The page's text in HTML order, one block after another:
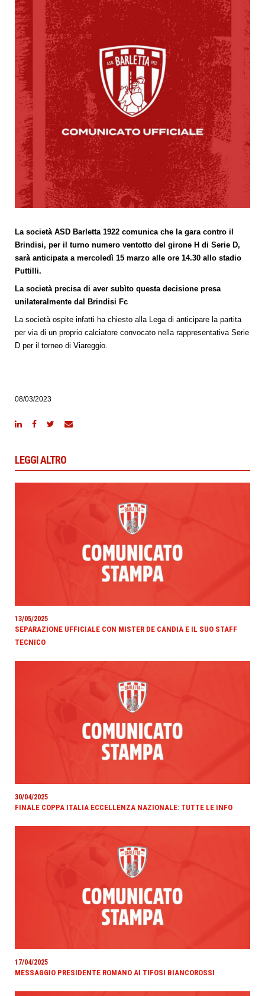
La società ASD Barletta 1922 comunica che la gara contro il
Brindisi, per il turno numero ventotto del girone H di Serie D,
sarà anticipata a mercoledì 15 marzo alle ore 14.30 allo stadio
Puttilli.
La società precisa di aver subìto questa decisione presa
unilateralmente dal Brindisi Fc
La società ospite infatti ha chiesto alla Lega di anticipare la partita
per via di un proprio calciatore convocato nella rappresentativa Serie
D per il torneo di Viareggio.
08/03/2023
LEGGI ALTRO
13/05/2025
SEPARAZIONE UFFICIALE CON MISTER DE CANDIA E IL SUO STAFF
TECNICO
30/04/2025
FINALE COPPA ITALIA ECCELLENZA NAZIONALE: TUTTE LE INFO
17/04/2025
MESSAGGIO PRESIDENTE ROMANO AI TIFOSI BIANCOROSSI